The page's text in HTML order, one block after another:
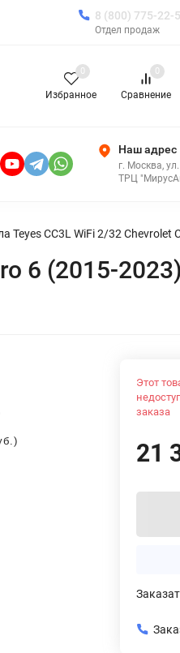
8 (800) 775-22-
Отдел продаж
Избранное
0
Сравнение
0
Наш адрес
г. Москва,
ТРЦ
Teyes CC3L WiFi 2/32 Chevrolet
6 (2015-2023)
)
Этот
заказа
21